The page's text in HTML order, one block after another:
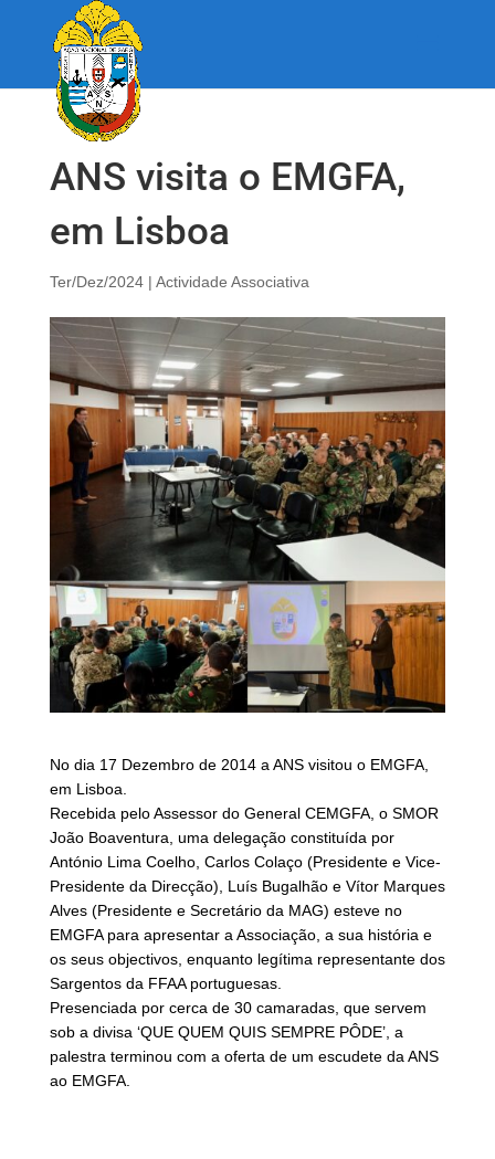
ANS visita o EMGFA,
em Lisboa
Ter/Dez/2024| Actividade Associativa
No dia 17 Dezembro de 2014 a ANS visitou o EMGFA,
em Lisboa.
Recebida pelo Assessor do General CEMGFA, o SMOR
João Boaventura, uma delegação constituída por
António Lima Coelho, Carlos Colaço (Presidente e Vice-
Presidente da Direcção), Luís Bugalhão e Vítor Marques
Alves (Presidente e Secretário da MAG) esteve no
EMGFA para apresentar a Associação, a sua história e
os seus objectivos, enquanto legítima representante dos
Sargentos da FFAA portuguesas.
Presenciada por cerca de 30 camaradas, que servem
sob a divisa ‘QUE QUEM QUIS SEMPRE PÔDE’, a
palestra terminou com a oferta de um escudete da ANS
ao EMGFA.